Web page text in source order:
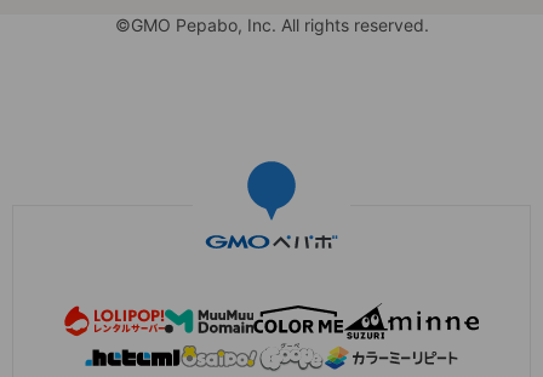
©GMO Pepabo, Inc. All rights reserved.